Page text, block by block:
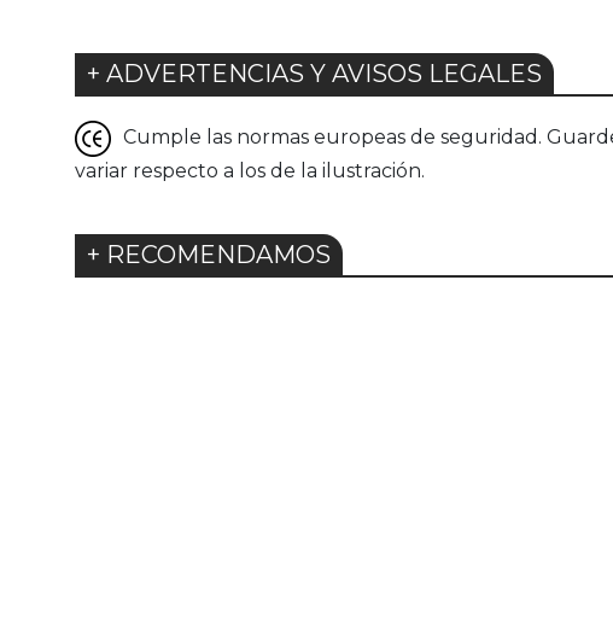
+ ADVERTENCIAS Y AVISOS LEGALES
Cumple las normas europeas de seguridad.
variar respecto a los de la ilustración.
+ RECOMENDAMOS